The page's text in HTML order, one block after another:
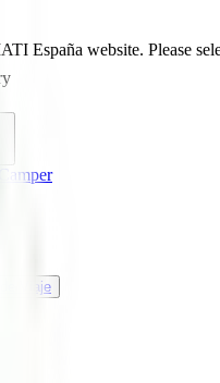
España website. Please
de Viaje